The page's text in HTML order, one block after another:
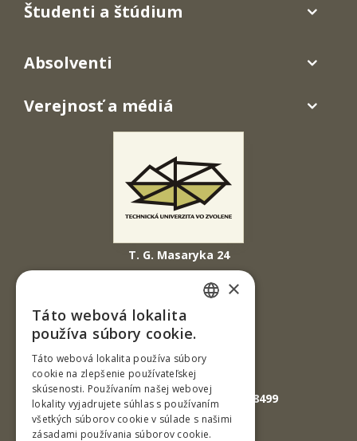
T. G. Masaryka 24
960 01 Zvolen
Slovenská republika
Tel.: +421-45-520 61 11
Fax: +421-45-533 00 27
E-mail: info@tuzvo.sk
GPS súradnice: 48.572024,19.118499
Študenti a štúdium
Absolventi
Verejnosť a médiá
×
Táto webová lokalita
používa súbory cookie.
Táto webová lokalita používa súbory
cookie na zlepšenie používateľskej
skúsenosti. Používaním našej webovej
lokality vyjadrujete súhlas s používaním
všetkých súborov cookie v súlade s našimi
zásadami používania súborov cookie.